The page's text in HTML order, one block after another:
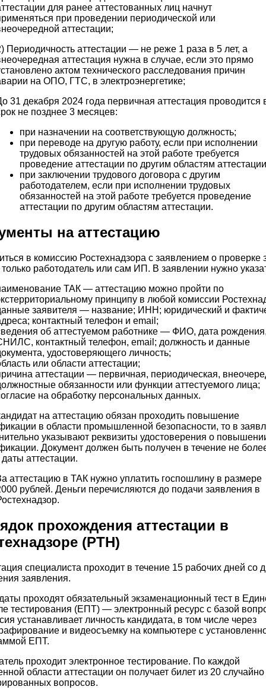
для ранее аттестованных лиц начнут
при проведении периодической или
аттестации;
Периодичность аттестации — не реже 1 раза в 5 лет, а
аттестация нужна в случае, если это прямо
актом технического расследования причин
на ОПО, ГТС, в электроэнергетике;
31 декабря 2024 года первичная аттестация проводится
не позднее 3 месяцев:
при назначении на соответствующую должность;
при переводе на другую работу, если при исполнении
трудовых обязанностей на этой работе требуется
проведение аттестации по другим областям
при заключении трудового договора с другим
работодателем, если при исполнении трудовых
обязанностей на этой работе требуется проведение
аттестации по другим областям аттестации.
на аттестацию
в комиссию Ростехнадзора с заявлением о проверке
работодатель или сам ИП. В заявлении нужно
ТАК — аттестацию можно пройти по
принципу в любой комиссии
заявителя — название; ИНН; юридический и
контактный телефон и email;
об аттестуемом работнике — ФИО, дата
контактный телефон, email; должность и данные
удостоверяющего личность;
или области аттестации;
аттестации — первичная, периодическая,
обязанности или функции аттестуемого лица;
на обработку персональных данных.
на аттестацию обязан проходить повышение
в области промышленной безопасности, то в
указывают реквизиты удостоверения о
Документ должен быть получен в течение не
аттестации.
аттестацию в ТАК нужно уплатить госпошлину в размере
рублей. Деньги перечисляются до подачи заявления в
прохождения аттестации в
(РТН)
специалиста проходит в течение 15 рабочих дней со
заявления.
проходят обязательный экзаменационный тест в
тестирования (ЕПТ) — электронный ресурс с базой
устанавливает личность кандидата, в том числе через
и видеосъемку на компьютере с
ЕПТ.
проходит электронное тестирование. По каждой
области аттестации он получает билет из 20 случайно
вопросов.